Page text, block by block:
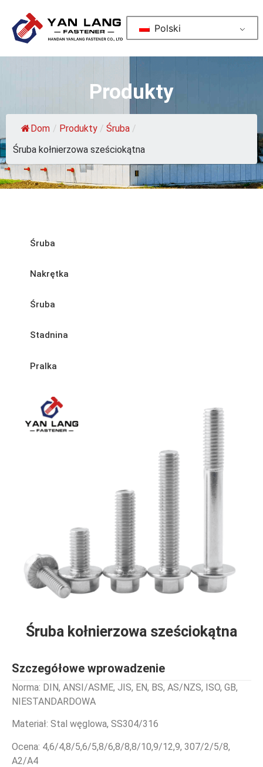
Polski
Produkty
Dom / Produkty / Śruba /
Śruba kołnierzowa sześciokątna
Śruba
Nakrętka
Śruba
Stadnina
Pralka
Śruba kołnierzowa sześciokątna
Szczegółowe wprowadzenie
Norma: DIN, ANSI/ASME, JIS, EN, BS, AS/NZS, ISO, GB,
NIESTANDARDOWA
Materiał: Stal węglowa, SS304/316
Ocena: 4,6/4,8/5,6/5,8/6,8/8,8/10,9/12,9, 307/2/5/8,
A2/A4